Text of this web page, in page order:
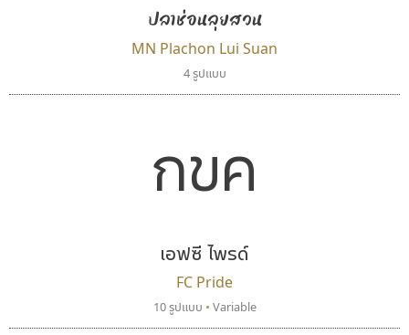
ปลาช่อนลุยสวน
MN Plachon Lui Suan
4 รูปแบบ
กขค
เอฟซี ไพรด์
FC Pride
10 รูปแบบ • Variable